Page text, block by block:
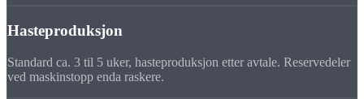
Hasteproduksjon
Standard ca. 3 til 5 uker, hasteproduksjon etter avtale. Reservedeler
ved maskinstopp enda raskere.